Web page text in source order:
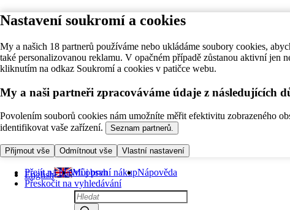
Nastavení soukromí a cookies
My a našich 18 partnerů používáme nebo ukládáme soubory cookies,
také personalizovanou reklamu. V opačném případě zůstanou aktivní
kliknutím na odkaz Soukromí a cookies v patičce webu.
My a naši partneři zpracováváme údaje z následujících
Povolením souborů cookies nám umožníte měřit efektivitu zobrazeného
identifikovat vaše zařízení.
Seznam partnerů.
Přijmout vše Odmítnout vše Vlastní nastavení
Přejít na hlavní obsah
Přeskočit na vyhledávání
English Můj první nákupNápověda